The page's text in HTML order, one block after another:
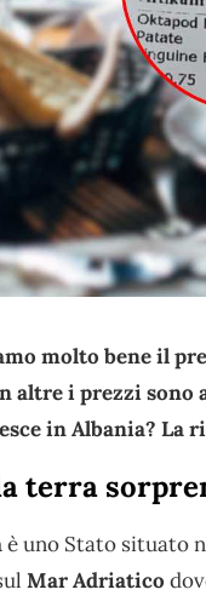
molto bene il
altre i prezzi sono
in Albania? La
terra
è uno Stato situato
Mar Adriatico